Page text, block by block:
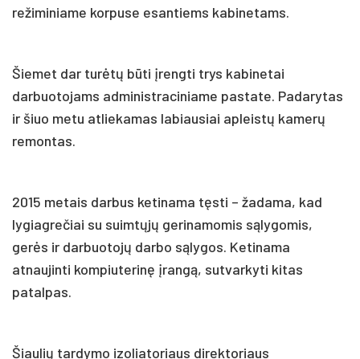
režiminiame korpuse esantiems kabinetams.
Šiemet dar turėtų būti įrengti trys kabinetai
darbuotojams administraciniame pastate. Padarytas
ir šiuo metu atliekamas labiausiai apleistų kamerų
remontas.
2015 metais darbus ketinama tęsti – žadama, kad
lygiagrečiai su suimtųjų gerinamomis sąlygomis,
gerės ir darbuotojų darbo sąlygos. Ketinama
atnaujinti kompiuterinę įrangą, sutvarkyti kitas
patalpas.
Šiaulių tardymo izoliatoriaus direktoriaus